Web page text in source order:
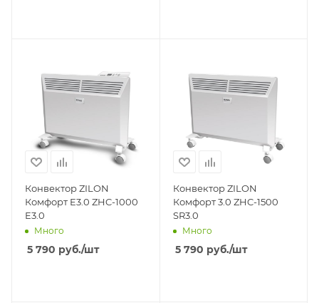
Конвектор ZILON
Комфорт E3.0 ZHC-1000
E3.0
Много
5 790 руб./шт
Конвектор ZILON
Комфорт 3.0 ZHC-1500
SR3.0
Много
5 790 руб./шт